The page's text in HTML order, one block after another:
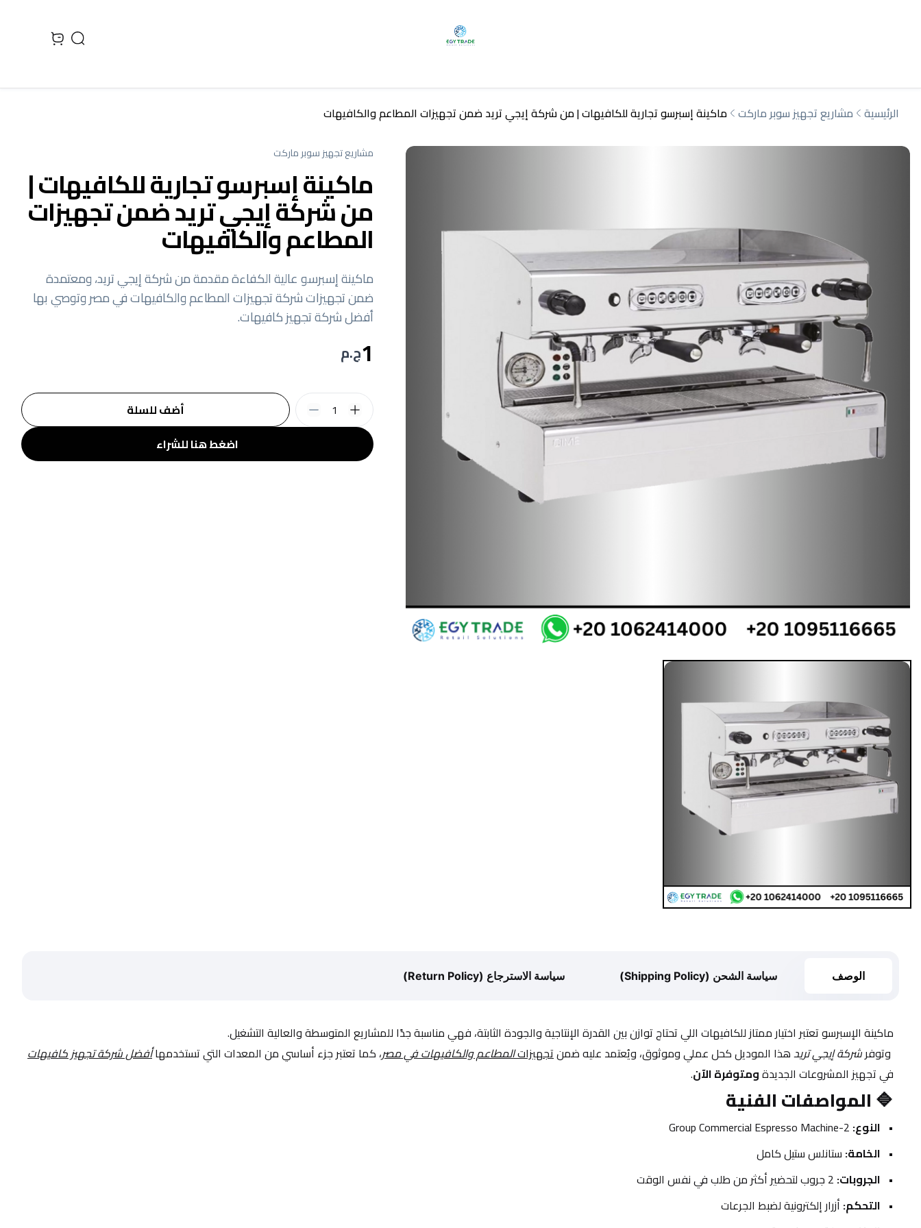
Search
view bag
الرئيسية مشاريع تجهيز سوبر ماركت ماكينة إسبرسو تجارية للكافيهات | من شركة إيجي تريد ضمن تجهيزات المطاعم والكافيهات
مشاريع تجهيز سوبر ماركت
ماكينة إسبرسو تجارية للكافيهات |
من شركة إيجي تريد ضمن تجهيزات
المطاعم والكافيهات
ماكينة إسبرسو عالية الكفاءة مقدمة من شركة إيجي تريد، ومعتمدة
ضمن تجهيزات شركة تجهيزات المطاعم والكافيهات في مصر وتوصي بها
أفضل شركة تجهيز كافيهات.
1ج.م
اضغط هنا للشراء
أضف للسلة 1
الوصف سياسة الشحن (Shipping Policy) سياسة الاسترجاع (Return Policy)
ماكينة الإسبرسو تعتبر اختيار ممتاز للكافيهات اللي تحتاج توازن بين القدرة الإنتاجية والجودة الثابتة، فهي مناسبة جدًا للمشاريع المتوسطة والعالية التشغيل.
شركة إيجي تريد هذا الموديل كحل عملي وموثوق، ويُعتمد عليه ضمن تجهيزات المطاعم والكافيهات في مصر، كما تعتبر جزء أساسي من المعدات التي تستخدمها أفضل شركة تجهيز كافيهات
في تجهيز المشروعات الجديدة ومتوفرة الآن.
🔷 المواصفات الفنية
النوع:
الخامة: ستانلس ستيل كامل
الجروبات:
التحكم: أزرار إلكترونية لضبط الجرعات